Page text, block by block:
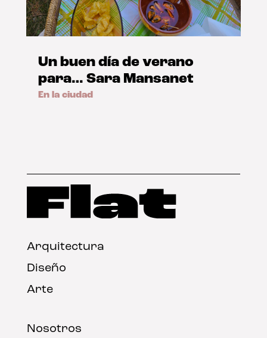
Un buen día de verano
para… Sara Mansanet
En la ciudad
Arquitectura
Diseño
Arte
Nosotros